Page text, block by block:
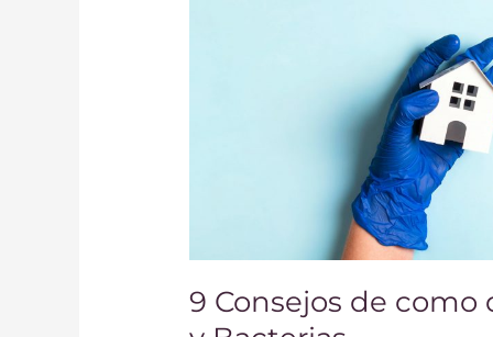
9 Consejos de como